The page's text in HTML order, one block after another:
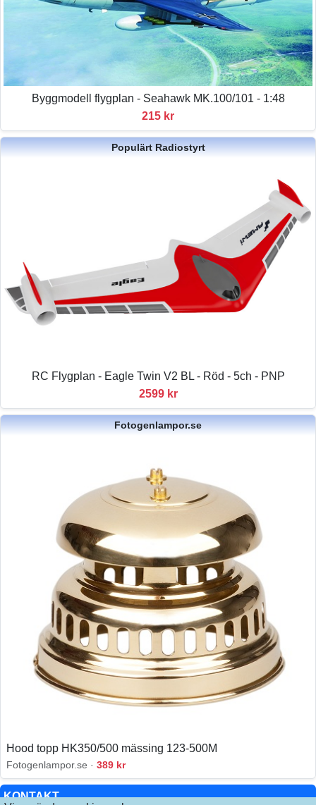
KONTAKT
Byggmodell flygplan - Seahawk MK.100/101 - 1:48
215 kr
Populärt Radiostyrt
RC Flygplan - Eagle Twin V2 BL - Röd - 5ch - PNP
2599 kr
Fotogenlampor.se
Hood topp HK350/500 mässing 123-500M
Fotogenlampor.se · 389 kr